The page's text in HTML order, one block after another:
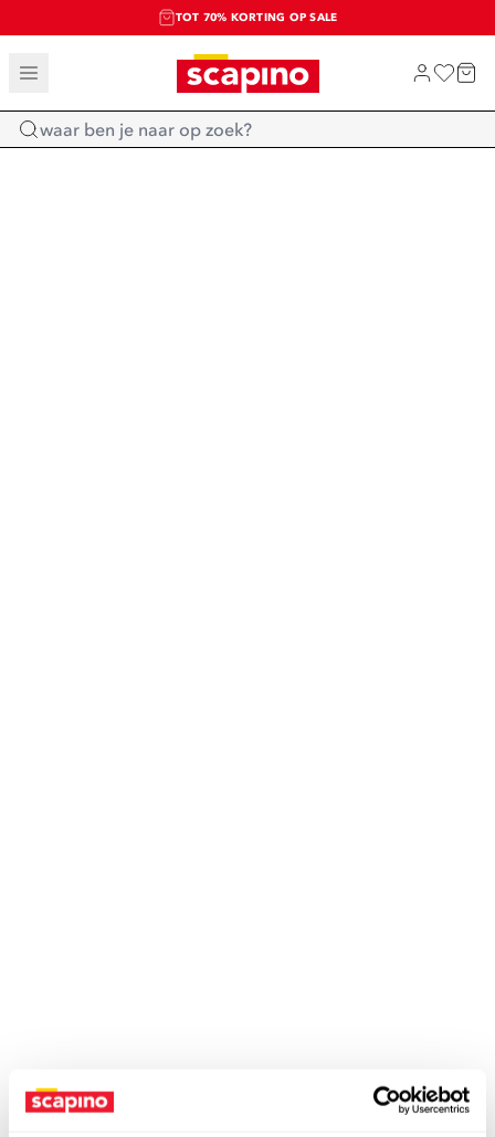
TOT 70% KORTING OP SALE
SALE: LAATSTE KANS!
SHOP NIEUW
Home